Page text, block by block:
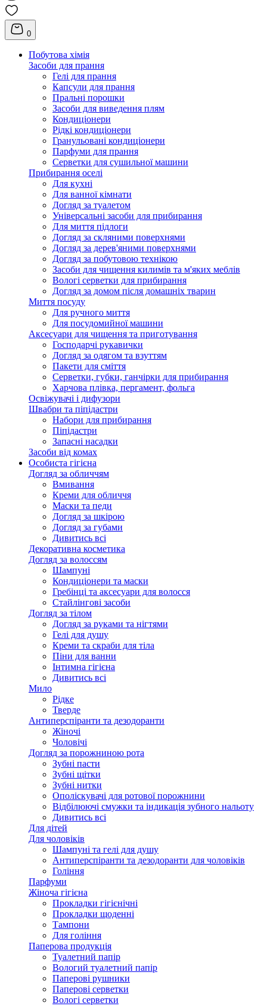
0
Побутова хімія
Засоби для прання
Гелі для прання
Капсули для прання
Пральні порошки
Засоби для виведення плям
Кондиціонери
Рідкі кондиціонери
Гранульовані кондиціонери
Парфуми для прання
Серветки для сушильної машини
Прибирання оселі
Для кухні
Для ванної кімнати
Догляд за туалетом
Універсальні засоби для прибирання
Для миття підлоги
Догляд за скляними поверхнями
Догляд за дерев'яними поверхнями
Догляд за побутовою технікою
Засоби для чищення килимів та м'яких меблів
Вологі серветки для прибирання
Догляд за домом після домашніх тварин
Миття посуду
Для ручного миття
Для посудомийної машини
Аксесуари для чищення та приготування
Господарчі рукавички
Догляд за одягом та взуттям
Пакети для сміття
Серветки, губки, ганчірки для прибирання
Харчова плівка, пергамент, фольга
Освіжувачі і дифузори
Швабри та піпідастри
Набори для прибирання
Піпідастри
Запасні насадки
Засоби від комах
Особиста гігієна
Догляд за обличчям
Вмивання
Креми для обличчя
Маски та педи
Догляд за шкірою
Догляд за губами
Дивитись всі
Декоративна косметика
Догляд за волоссям
Шампуні
Кондиціонери та маски
Гребінці та аксесуари для волосся
Стайлінгові засоби
Догляд за тілом
Догляд за руками та нігтями
Гелі для душу
Креми та скраби для тіла
Піни для ванни
Інтимна гігієна
Дивитись всі
Мило
Рідке
Тверде
Антиперспіранти та дезодоранти
Жіночі
Чоловічі
Догляд за порожниною рота
Зубні пасти
Зубні щітки
Зубні нитки
Ополіскувачі для ротової порожнини
Відбілюючі смужки та індикація зубного нальоту
Дивитись всі
Для дітей
Для чоловіків
Шампуні та гелі для душу
Антиперспіранти та дезодоранти для чоловіків
Гоління
Парфуми
Жіноча гігієна
Прокладки гігієнічні
Прокладки щоденні
Тампони
Для гоління
Паперова продукція
Туалетний папір
Вологий туалетний папір
Паперові рушники
Паперові серветки
Вологі серветки